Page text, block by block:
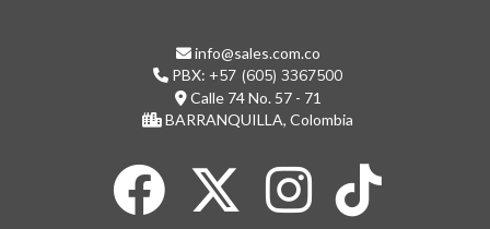
info@sales.com.co
PBX: +57 (605) 3367500
Calle 74 No. 57 - 71
BARRANQUILLA, Colombia